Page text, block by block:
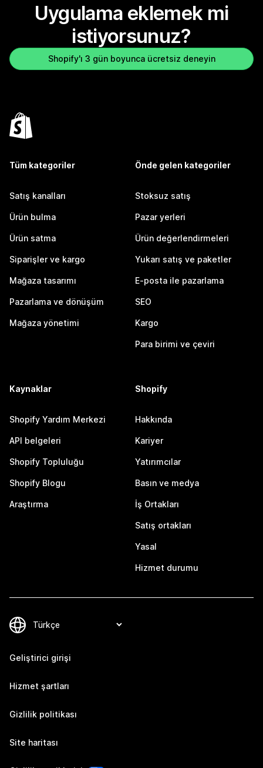
Uygulama eklemek mi
istiyorsunuz?
Shopify'ı 3 gün boyunca ücretsiz deneyin
Tüm kategoriler
Satış kanalları
Ürün bulma
Ürün satma
Siparişler ve kargo
Mağaza tasarımı
Pazarlama ve dönüşüm
Mağaza yönetimi
Önde gelen kategoriler
Stoksuz satış
Pazar yerleri
Ürün değerlendirmeleri
Yukarı satış ve paketler
E-posta ile pazarlama
SEO
Kargo
Para birimi ve çeviri
Kaynaklar
Shopify Yardım Merkezi
API belgeleri
Shopify Topluluğu
Shopify Blogu
Araştırma
Shopify
Hakkında
Kariyer
Yatırımcılar
Basın ve medya
İş Ortakları
Satış ortakları
Yasal
Hizmet durumu
Geliştirici girişi
Hizmet şartları
Gizlilik politikası
Site haritası